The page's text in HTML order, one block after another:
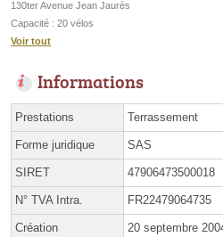
130ter Avenue Jean Jaurès
Capacité : 20 vélos
Voir tout
Informations
Prestations Terrassement
Forme juridique SAS
SIRET 47906473500018
N° TVA Intra. FR22479064735
Création 20 septembre